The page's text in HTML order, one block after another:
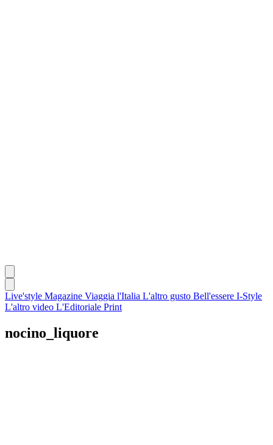
Live'style Magazine Viaggia l'Italia L'altro gusto Bell'essere I-Style
L'altro video L'Editoriale Print
nocino_liquore